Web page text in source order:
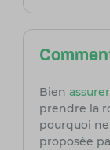
Bien
prendre la
pourquoi
proposée